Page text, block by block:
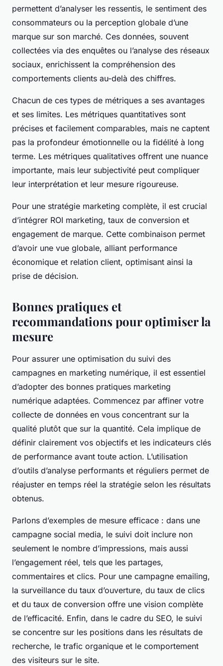
permettent d’analyser les ressentis, le sentiment des
consommateurs ou la perception globale d’une
marque sur son marché. Ces données, souvent
collectées via des enquêtes ou l’analyse des réseaux
sociaux, enrichissent la compréhension des
comportements clients au-delà des chiffres.
Chacun de ces types de métriques a ses avantages
et ses limites. Les métriques quantitatives sont
précises et facilement comparables, mais ne captent
pas la profondeur émotionnelle ou la fidélité à long
terme. Les métriques qualitatives offrent une nuance
importante, mais leur subjectivité peut compliquer
leur interprétation et leur mesure rigoureuse.
Pour une stratégie marketing complète, il est crucial
d’intégrer ROI marketing, taux de conversion et
engagement de marque. Cette combinaison permet
d’avoir une vue globale, alliant performance
économique et relation client, optimisant ainsi la
prise de décision.
Bonnes pratiques et
recommandations pour optimiser la
mesure
Pour assurer une optimisation du suivi des
campagnes en marketing numérique, il est essentiel
d’adopter des bonnes pratiques marketing
numérique adaptées. Commencez par affiner votre
collecte de données en vous concentrant sur la
qualité plutôt que sur la quantité. Cela implique de
définir clairement vos objectifs et les indicateurs clés
de performance avant toute action. L’utilisation
d’outils d’analyse performants et réguliers permet de
réajuster en temps réel la stratégie selon les résultats
obtenus.
Parlons d’exemples de mesure efficace : dans une
campagne social media, le suivi doit inclure non
seulement le nombre d’impressions, mais aussi
l’engagement réel, tels que les partages,
commentaires et clics. Pour une campagne emailing,
la surveillance du taux d’ouverture, du taux de clics
et du taux de conversion offre une vision complète
de l’efficacité. Enfin, dans le cadre du SEO, le suivi
se concentre sur les positions dans les résultats de
recherche, le trafic organique et le comportement
des visiteurs sur le site.